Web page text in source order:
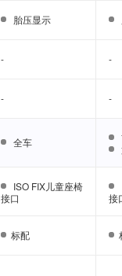
胎压显示
- -
- -
全车
ISO FIX儿童座椅
接口
接
标配
胎压显示
- -
- -
全车
ISO FIX儿童座椅
接口
接
标配